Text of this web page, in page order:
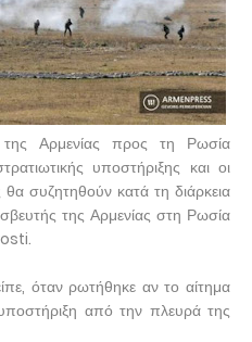
Αρμενίας προς τη Ρωσία
υποστήριξης και οι
συζητηθούν κατά τη διάρκεια
της Αρμενίας στη Ρωσία
όταν ρωτήθηκε αν το αίτημα
από την πλευρά της